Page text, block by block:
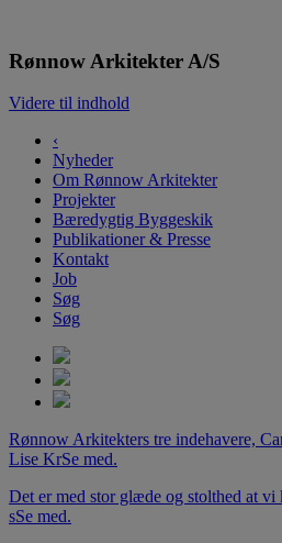
Rønnow Arkitekter A/S
Videre til indhold
‹
Nyheder
Om Rønnow Arkitekter
Projekter
Bæredygtig Byggeskik
Publikationer & Presse
Kontakt
Job
Søg
Søg
Rønnow Arkitekters tre indehavere,
Lise KrSe med.
Det er med stor glæde og stolthed at vi
sSe med.